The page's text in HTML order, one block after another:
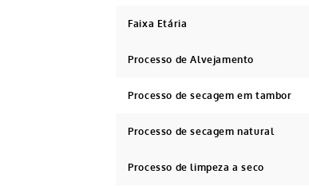
Faixa Etária
Processo de Alvejamento
Processo de secagem em tambor
Processo de secagem natural
Processo de limpeza a seco